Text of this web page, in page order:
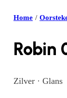
Home /
Robin
Zilver · Glans